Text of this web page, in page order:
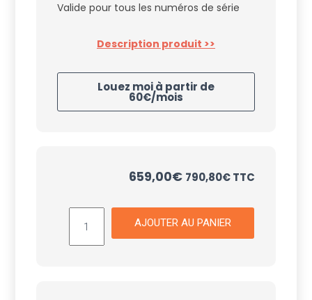
Valide pour tous les numéros de série
Description produit >>
Louez moi à partir de
60€/mois
659,00€ 790,80€TTC
AJOUTER AU PANIER